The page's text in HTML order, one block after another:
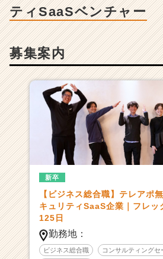
億
会
課
に
挑
む
F
n
e
c
キ
ティSaaSベンチャー
募集案内
新卒
【ビジネス総合職】テレアポ
キュリティSaaS企業｜フレ
125日
勤務地：
ビジネス総合職 コンサルティングセ